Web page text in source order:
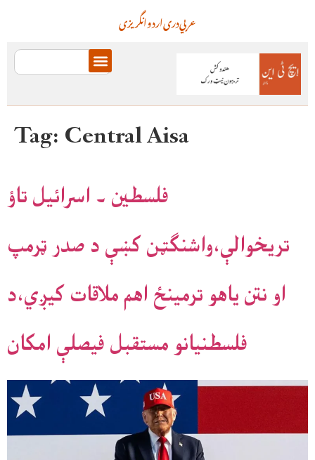
انگریزیاردودریعربي
Tag:Central Aisa
فلسطين ۔ اسرائيل تاؤ
تريخوالې،واشنګټن کښې د صدر ټرمپ
او نتن ياهو ترمينځ اهم ملاقات کيږي،د
فلسطنيانو مستقبل فيصلې امکان